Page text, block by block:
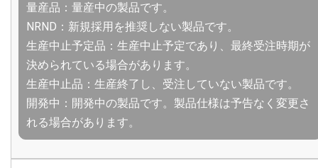
量産品：量産中の製品です。
NRND：新規採用を推奨しない製品です。
生産中止予定品：生産中止予定であり、最終受注時期が
決められている場合があります。
生産中止品：生産終了し、受注していない製品です。
開発中：開発中の製品です。製品仕様は予告なく変更さ
れる場合があります。